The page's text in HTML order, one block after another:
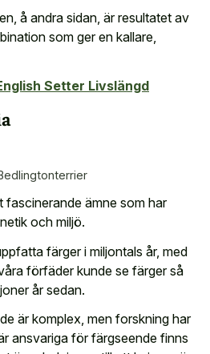
å andra sidan, är resultatet av
som ger en kallare,
Setter Livslängd
fascinerande ämne som har
och miljö.
färger i miljontals år, med
förfäder kunde se färger så
år sedan.
är komplex, men forskning har
ansvariga för färgseende finns